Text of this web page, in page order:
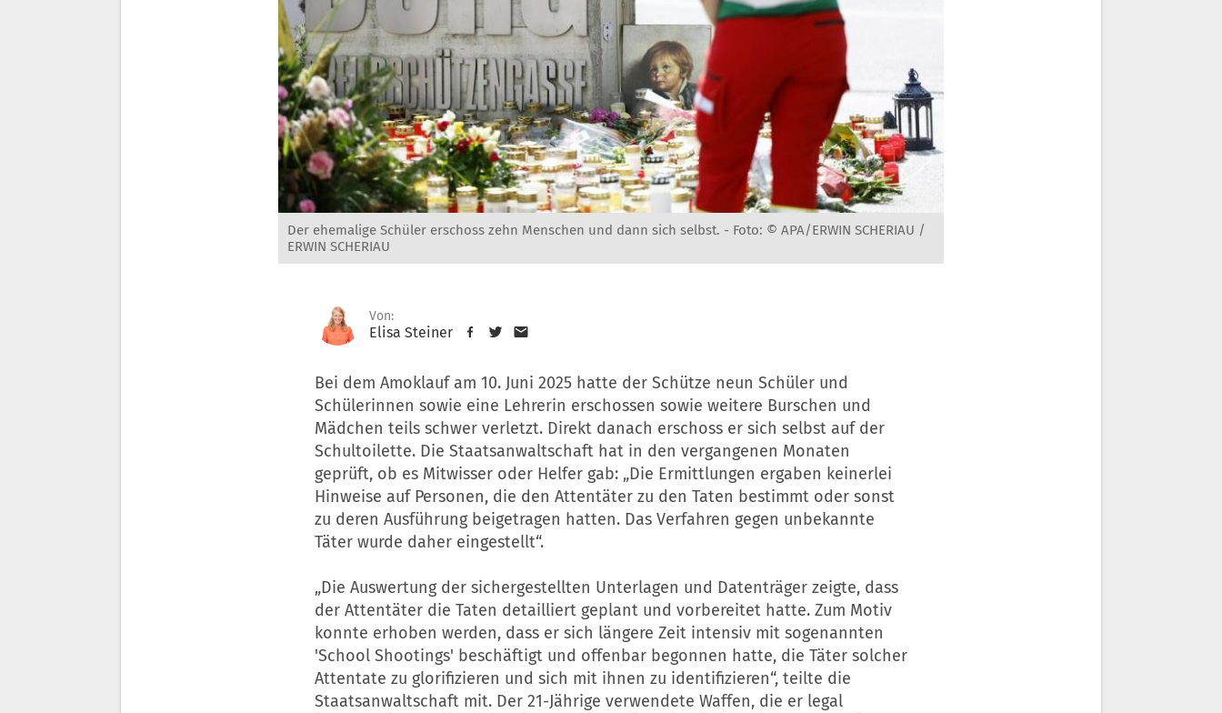
Der ehemalige Schüler erschoss zehn Menschen und dann sich selbst. - Foto: © APA/ERWIN SCHERIAU /
ERWIN SCHERIAU
Von:
Elisa Steiner
Bei dem Amoklauf am 10. Juni 2025 hatte der Schütze neun Schüler und
Schülerinnen sowie eine Lehrerin erschossen sowie weitere Burschen und
Mädchen teils schwer verletzt. Direkt danach erschoss er sich selbst auf der
Schultoilette. Die Staatsanwaltschaft hat in den vergangenen Monaten
geprüft, ob es Mitwisser oder Helfer gab: „Die Ermittlungen ergaben keinerlei
Hinweise auf Personen, die den Attentäter zu den Taten bestimmt oder sonst
zu deren Ausführung beigetragen hatten. Das Verfahren gegen unbekannte
Täter wurde daher eingestellt“.
„Die Auswertung der sichergestellten Unterlagen und Datenträger zeigte, dass
der Attentäter die Taten detailliert geplant und vorbereitet hatte. Zum Motiv
konnte erhoben werden, dass er sich längere Zeit intensiv mit sogenannten
'School Shootings' beschäftigt und offenbar begonnen hatte, die Täter solcher
Attentate zu glorifizieren und sich mit ihnen zu identifizieren“, teilte die
Staatsanwaltschaft mit. Der 21-Jährige verwendete Waffen, die er legal